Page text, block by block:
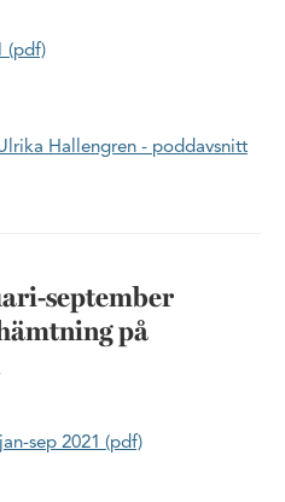
(pdf)
Hallengren - poddavsnitt
september
på
sep 2021 (pdf)